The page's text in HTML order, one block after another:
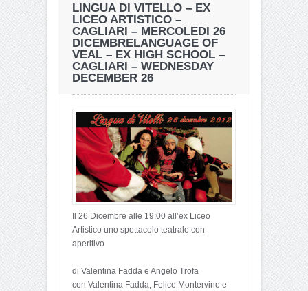
LINGUA DI VITELLO – EX
LICEO ARTISTICO –
CAGLIARI – MERCOLEDI 26
DICEMBRELANGUAGE OF
VEAL – EX HIGH SCHOOL –
CAGLIARI – WEDNESDAY
DECEMBER 26
Il 26 Dicembre alle 19:00 all’ex Liceo
Artistico uno spettacolo teatrale con
aperitivo
di Valentina Fadda e Angelo Trofa
con Valentina Fadda, Felice Montervino e